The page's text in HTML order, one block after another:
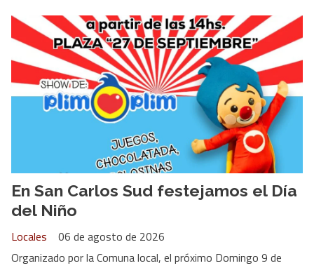
En San Carlos Sud festejamos el Día
del Niño
Locales
06 de agosto de 2026
Organizado por la Comuna local, el próximo Domingo 9 de